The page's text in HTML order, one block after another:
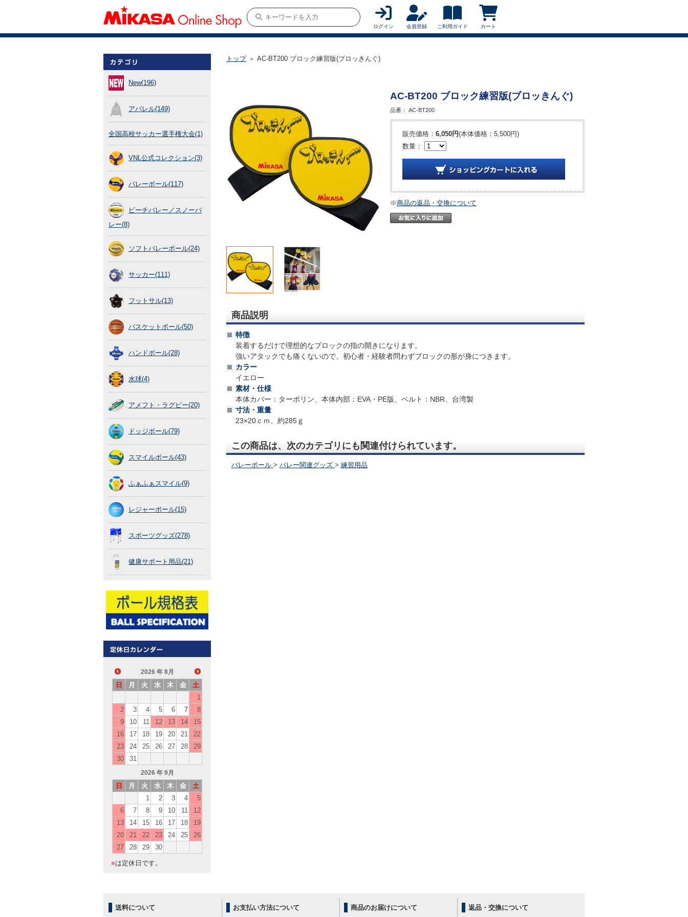
ログイン 会員登録 ご利用ガイド カート
New(196)
アパレル(149)
全国高校サッカー選手権大会(1)
VNL公式コレクション(3)
バレーボール(117)
ビーチバレー／スノーバ
レー(8)
ソフトバレーボール(24)
サッカー(111)
フットサル(13)
バスケットボール(50)
ハンドボール(28)
水球(4)
アメフト・ラグビー(20)
ドッジボール(79)
スマイルボール(43)
ふぁふぁスマイル(9)
レジャーボール(15)
スポーツグッズ(278)
健康サポート用品(21)
2026 年 8月
日 月 火 水 木 金
土
1
2
3 4 5 6 7
8
9
10 11 12 13 14
15
16
17 18 19 20 21
22
23
24 25 26 27 28
29
30
31
2026 年 9月
日 月 火 水 木 金
土
1
2 3 4
5
6
7 8 9 10 11
12
13
14 15 16 17 18
19
20
21 22 23 24 25
26
27
28 29 30
■は定休日です。
トップ＞ AC-BT200 ブロック練習版(ブロッきんぐ)
AC-BT200 ブロック練習版(ブロッきんぐ)
品番： AC-BT200
販売価格： 6,050円(本体価格：5,500円)
数量：
※商品の返品・交換について
商品説明
特徴
装着するだけで理想的なブロックの指の開きになります。
強いアタックでも痛くないので、初心者・経験者問わずブロックの形が身につきます。
カラー
イエロー
素材・仕様
本体カバー：ターポリン、本体内部：EVA・PE版、ベルト：NBR、台湾製
寸法・重量
23×20ｃｍ、約285ｇ
この商品は、次のカテゴリにも関連付けられています。
バレーボール > バレー関連グッズ > 練習用品
送料について お支払い方法について 商品のお届けについて 返品・交換について